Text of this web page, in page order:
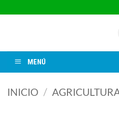
al
MENÚ
INICIO /